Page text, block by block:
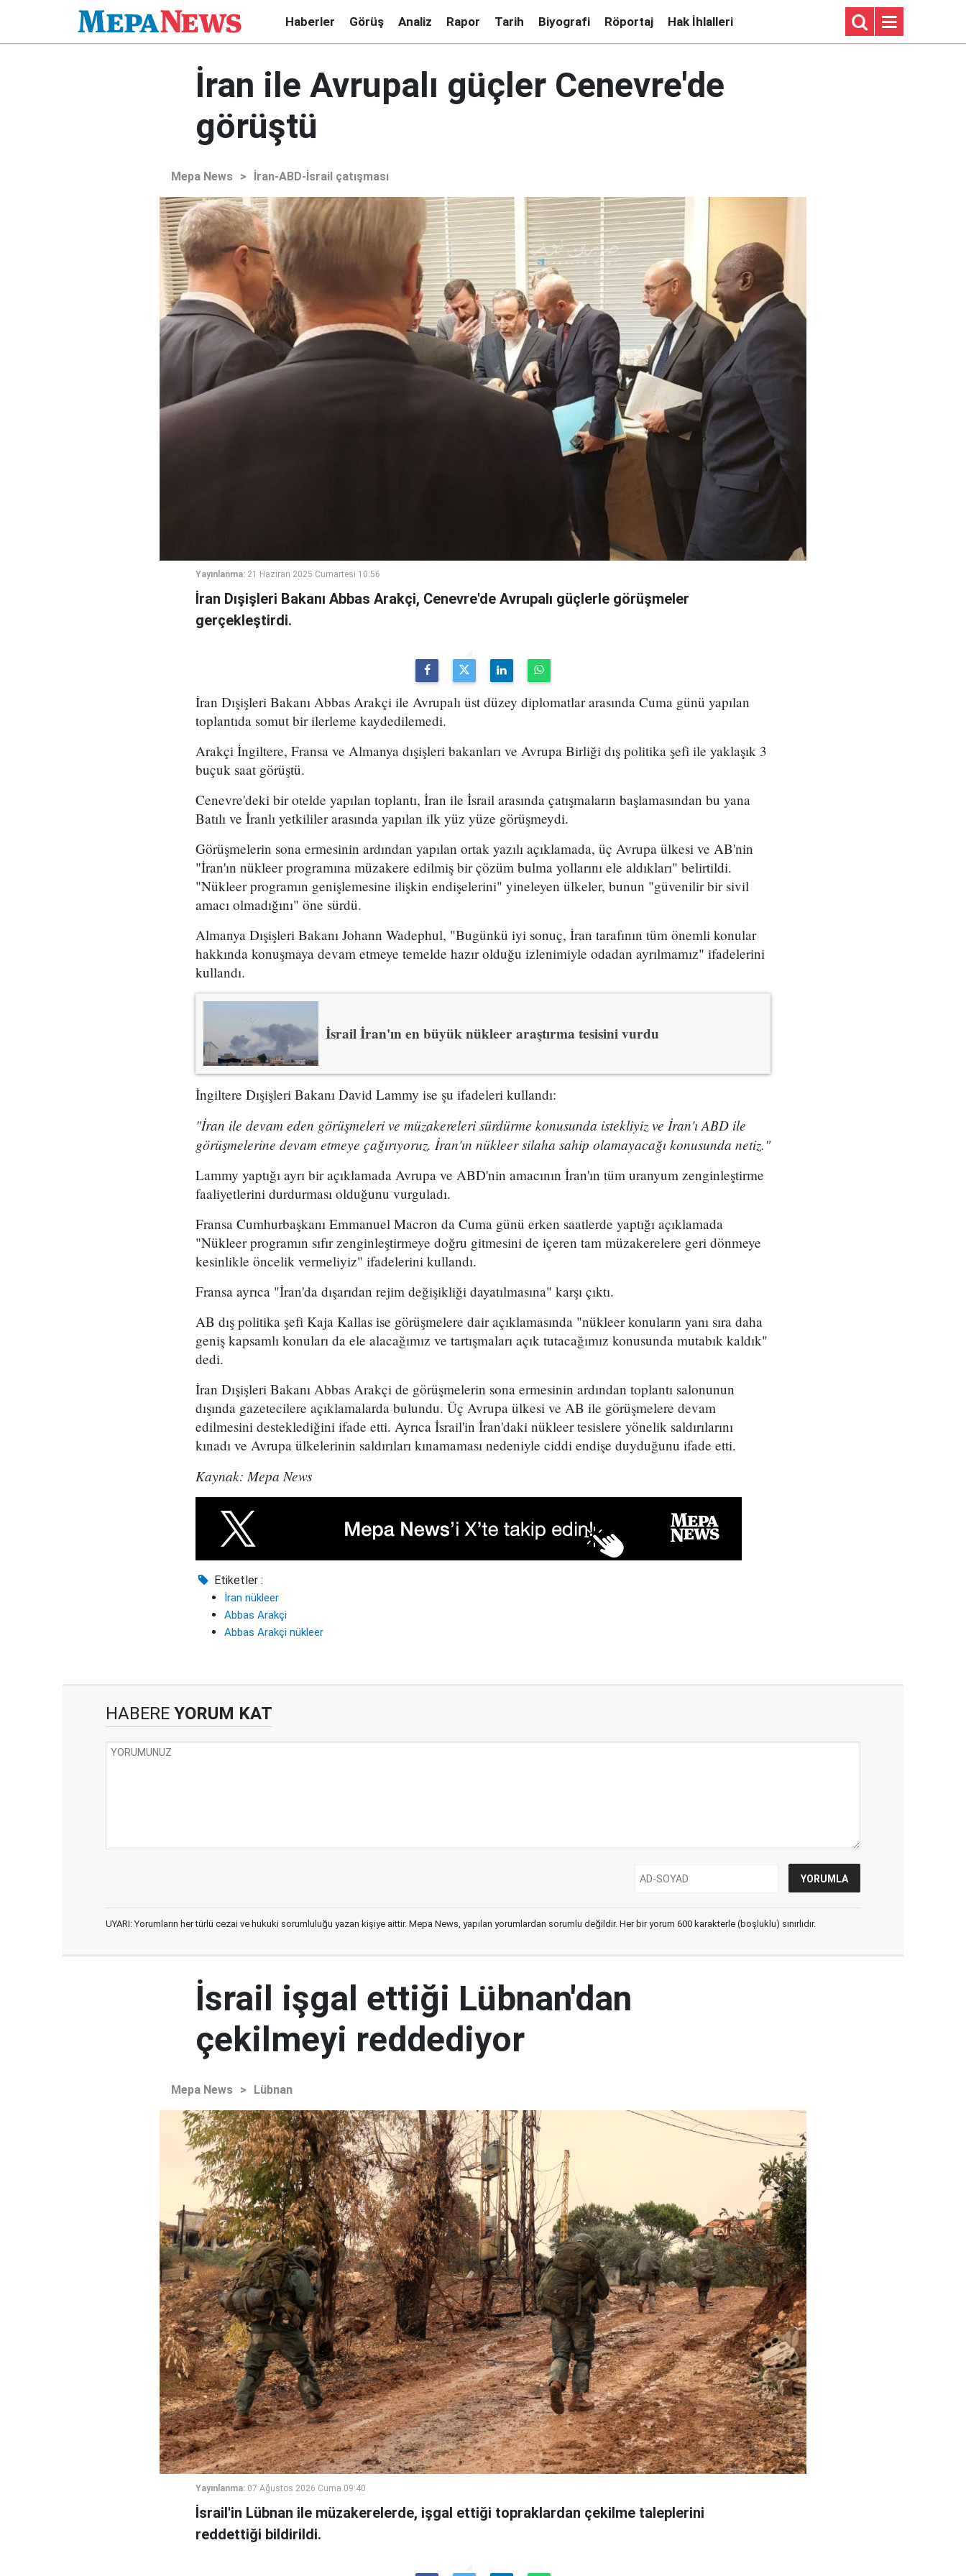
Haberler Görüş Analiz Rapor Tarih Biyografi Röportaj Hak İhlalleri
İran ile Avrupalı güçler Cenevre'de
görüştü
Mepa News > İran-ABD-İsrail çatışması
Yayınlanma: 21 Haziran 2025 Cumartesi 10:56
İran Dışişleri Bakanı Abbas Arakçi, Cenevre'de Avrupalı güçlerle görüşmeler
gerçekleştirdi.
İran Dışişleri Bakanı Abbas Arakçi ile Avrupalı üst düzey diplomatlar arasında Cuma günü yapılan
toplantıda somut bir ilerleme kaydedilemedi.
Arakçi İngiltere, Fransa ve Almanya dışişleri bakanları ve Avrupa Birliği dış politika şefi ile yaklaşık 3
buçuk saat görüştü.
Cenevre'deki bir otelde yapılan toplantı, İran ile İsrail arasında çatışmaların başlamasından bu yana
Batılı ve İranlı yetkililer arasında yapılan ilk yüz yüze görüşmeydi.
Görüşmelerin sona ermesinin ardından yapılan ortak yazılı açıklamada, üç Avrupa ülkesi ve AB'nin
"İran'ın nükleer programına müzakere edilmiş bir çözüm bulma yollarını ele aldıkları" belirtildi.
"Nükleer programın genişlemesine ilişkin endişelerini" yineleyen ülkeler, bunun "güvenilir bir sivil
amacı olmadığını" öne sürdü.
Almanya Dışişleri Bakanı Johann Wadephul, "Bugünkü iyi sonuç, İran tarafının tüm önemli konular
hakkında konuşmaya devam etmeye temelde hazır olduğu izlenimiyle odadan ayrılmamız" ifadelerini
kullandı.
İsrail İran'ın en büyük nükleer araştırma tesisini vurdu
İngiltere Dışişleri Bakanı David Lammy ise şu ifadeleri kullandı:
"İran ile devam eden görüşmeleri ve müzakereleri sürdürme konusunda istekliyiz ve İran'ı ABD ile
görüşmelerine devam etmeye çağırıyoruz. İran'ın nükleer silaha sahip olamayacağı konusunda netiz."
Lammy yaptığı ayrı bir açıklamada Avrupa ve ABD'nin amacının İran'ın tüm uranyum zenginleştirme
faaliyetlerini durdurması olduğunu vurguladı.
Fransa Cumhurbaşkanı Emmanuel Macron da Cuma günü erken saatlerde yaptığı açıklamada
"Nükleer programın sıfır zenginleştirmeye doğru gitmesini de içeren tam müzakerelere geri dönmeye
kesinlikle öncelik vermeliyiz" ifadelerini kullandı.
Fransa ayrıca "İran'da dışarıdan rejim değişikliği dayatılmasına" karşı çıktı.
AB dış politika şefi Kaja Kallas ise görüşmelere dair açıklamasında "nükleer konuların yanı sıra daha
geniş kapsamlı konuları da ele alacağımız ve tartışmaları açık tutacağımız konusunda mutabık kaldık"
dedi.
İran Dışişleri Bakanı Abbas Arakçi de görüşmelerin sona ermesinin ardından toplantı salonunun
dışında gazetecilere açıklamalarda bulundu. Üç Avrupa ülkesi ve AB ile görüşmelere devam
edilmesini desteklediğini ifade etti. Ayrıca İsrail'in İran'daki nükleer tesislere yönelik saldırılarını
kınadı ve Avrupa ülkelerinin saldırıları kınamaması nedeniyle ciddi endişe duyduğunu ifade etti.
Kaynak: Mepa News
Etiketler :
İran nükleer
Abbas Arakçi
Abbas Arakçi nükleer
HABERE YORUM KAT
UYARI: Yorumların her türlü cezai ve hukuki sorumluluğu yazan kişiye aittir. Mepa News, yapılan yorumlardan sorumlu değildir. Her bir yorum 600 karakterle (boşluklu) sınırlıdır.
İsrail işgal ettiği Lübnan'dan
çekilmeyi reddediyor
Mepa News > Lübnan
Yayınlanma: 07 Ağustos 2026 Cuma 09:40
İsrail'in Lübnan ile müzakerelerde, işgal ettiği topraklardan çekilme taleplerini
reddettiği bildirildi.